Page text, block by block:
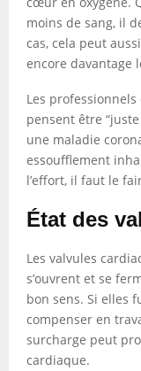
moins de sang, il
cas, cela peut
encore davantage
Les
pensent être
une maladie
essoufflement
l’effort, il faut le
État des
Les valvules
s’ouvrent et se
bon sens. Si elles
compenser en
surcharge peut
cardiaque.